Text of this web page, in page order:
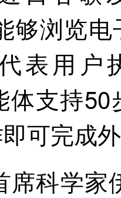
够浏览
表用户
体支持
可完成
席科学家